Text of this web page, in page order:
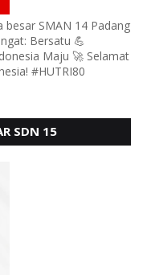
besar SMAN 14 Padang
Bersatu 💪
Maju 🚀 Selamat
#HUTRI80
SDN 15